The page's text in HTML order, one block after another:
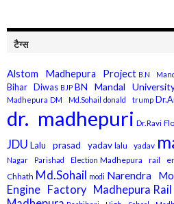
टैग्स
Alstom Madhepura Project B.N
Bihar Diwas BJP BN Mandal
Madhepura DM Md.Sohail donald trump
dr. madhepuri Dr.Ravi
JDU Lalu prasad yadav lalu yadav
Nagar Parishad Election Madhepura rail
Chhath Md.Sohail modi Narendra
Engine Factory Madhepura